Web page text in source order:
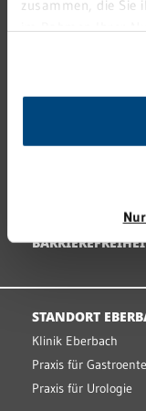
zusammen, die Sie
KARRIERE
KONTAKT
STANDORT
Klinik Eberbach
Praxis für
Praxis für Urologie